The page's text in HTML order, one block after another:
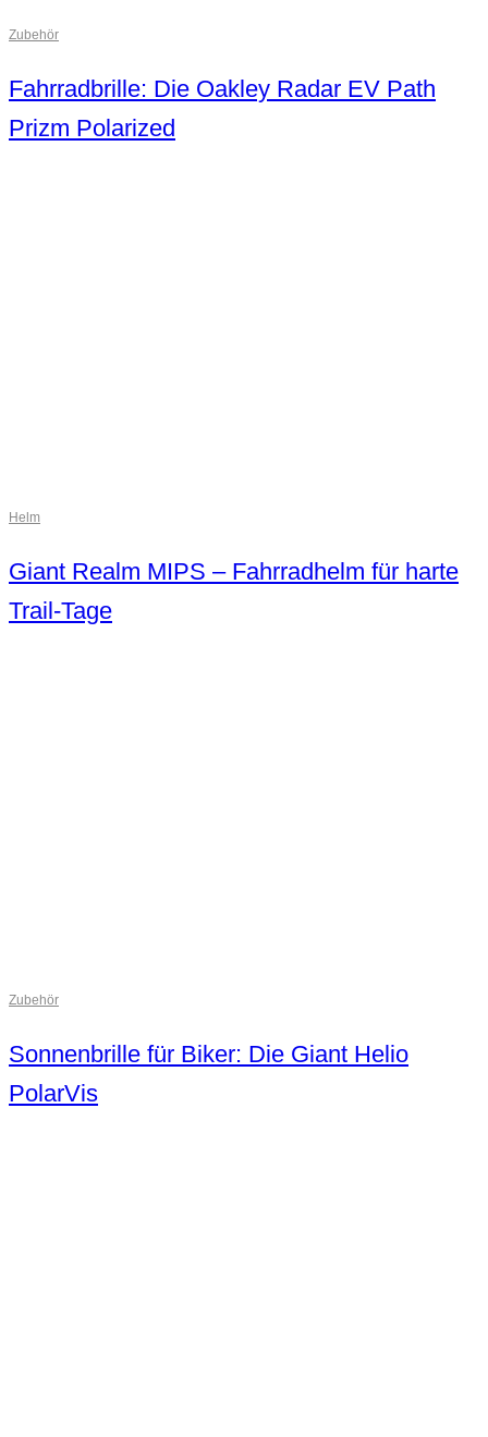
Zubehör
Fahrradbrille: Die Oakley Radar EV Path
Prizm Polarized
Helm
Giant Realm MIPS – Fahrradhelm für harte
Trail-Tage
Zubehör
Sonnenbrille für Biker: Die Giant Helio
PolarVis